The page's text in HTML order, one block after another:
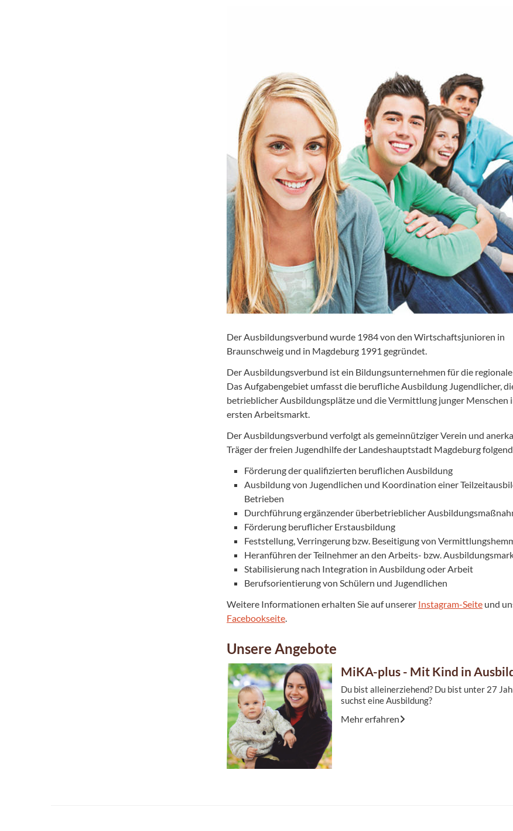
Der Ausbildungsverbund wurde 1984 von den Wirtschaftsjunioren in
Braunschweig und in Magdeburg 1991 gegründet.
Der Ausbildungsverbund ist ein Bildungsunternehmen für die
Das Aufgabengebiet umfasst die berufliche Ausbildung Jugendlicher,
betrieblicher Ausbildungsplätze und die Vermittlung junger Menschen
ersten Arbeitsmarkt.
Der Ausbildungsverbund verfolgt als gemeinnütziger Verein und
Träger der freien Jugendhilfe der Landeshauptstadt Magdeburg
Förderung der qualifizierten beruflichen Ausbildung
Ausbildung von Jugendlichen und Koordination einer
Betrieben
Durchführung ergänzender überbetrieblicher
Förderung beruflicher Erstausbildung
Feststellung, Verringerung bzw. Beseitigung von
Heranführen der Teilnehmer an den Arbeits- bzw.
Stabilisierung nach Integration in Ausbildung oder Arbeit
Berufsorientierung von Schülern und Jugendlichen
Weitere Informationen erhalten Sie auf unserer Instagram-Seite und
Facebookseite.
Unsere Angebote
MiKA-plus - Mit Kind in
Du bist alleinerziehend? Du bist unter 27
suchst eine Ausbildung?
Mehr erfahren